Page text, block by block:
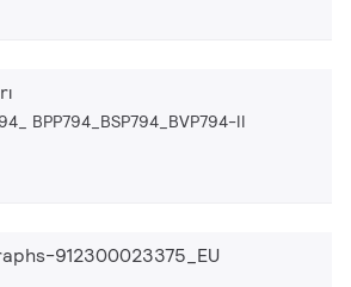
BPP794_BSP794_BVP794-II
912300023375_EU